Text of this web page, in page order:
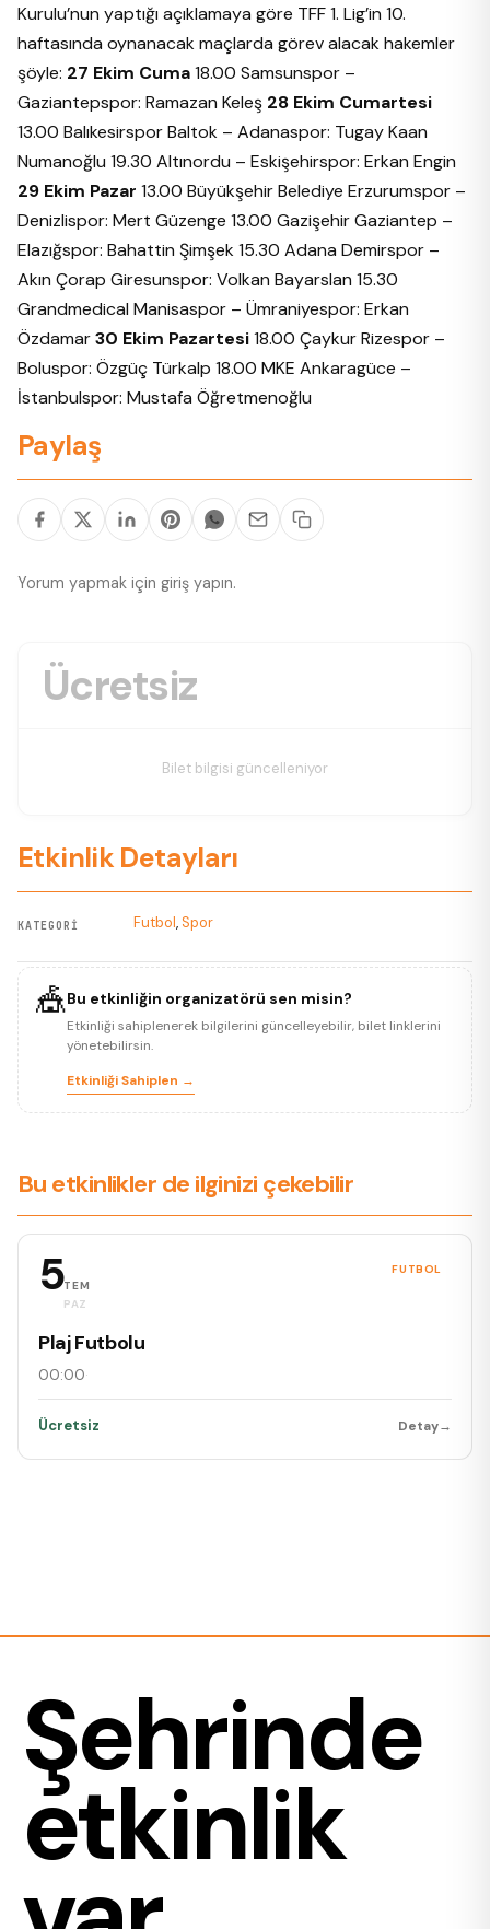
Kurulu’nun yaptığı açıklamaya göre TFF 1. Lig’in 10.
haftasında oynanacak maçlarda görev alacak hakemler
şöyle: 27 Ekim Cuma18.00 Samsunspor –
Gaziantepspor: Ramazan Keleş 28 Ekim Cumartesi
13.00 Balıkesirspor Baltok – Adanaspor: Tugay Kaan
Numanoğlu 19.30 Altınordu – Eskişehirspor: Erkan Engin
29 Ekim Pazar 13.00 Büyükşehir Belediye Erzurumspor –
Denizlispor: Mert Güzenge 13.00 Gazişehir Gaziantep –
Elazığspor: Bahattin Şimşek 15.30 Adana Demirspor –
Akın Çorap Giresunspor: Volkan Bayarslan 15.30
Grandmedical Manisaspor – Ümraniyespor: Erkan
Özdamar30 Ekim Pazartesi18.00 Çaykur Rizespor –
Boluspor: Özgüç Türkalp 18.00 MKE Ankaragüce –
İstanbulspor: Mustafa Öğretmenoğlu
Paylaş
Yorum yapmak için giriş yapın.
Ücretsiz
Bilet bilgisi güncelleniyor
Etkinlik Detayları
KATEGORI Futbol,Spor
🎪Bu etkinliğin organizatörü sen misin?
Etkinliği sahiplenerek bilgilerini güncelleyebilir, bilet linklerini
yönetebilirsin.
Etkinliği Sahiplen →
Bu etkinlikler de ilginizi çekebilir
5TEM
PAZ
FUTBOL
Plaj Futbolu
00:00·
Ücretsiz Detay→
Şehrinde
etkinlik